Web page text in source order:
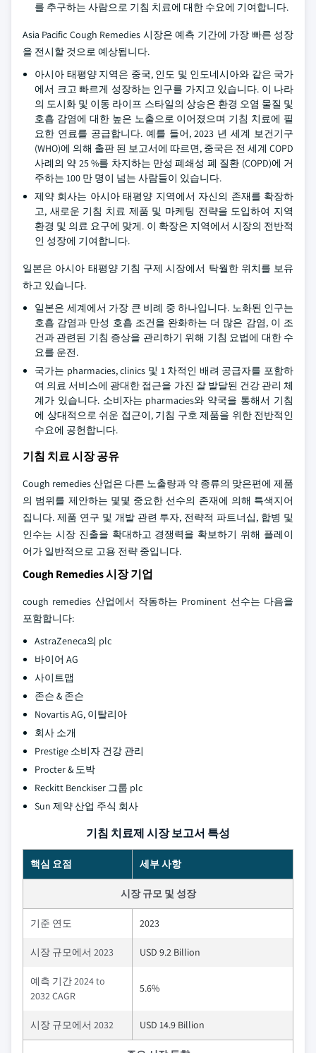
를 추구하는 사람으로 기침 치료에 대한 수요에 기여합니다.
Asia Pacific Cough Remedies 시장은 예측 기간에 가장 빠른 성장
을 전시할 것으로 예상됩니다.
아시아 태평양 지역은 중국, 인도 및 인도네시아와 같은 국가
에서 크고 빠르게 성장하는 인구를 가지고 있습니다. 이 나라
의 도시화 및 이동 라이프 스타일의 상승은 환경 오염 물질 및
호흡 감염에 대한 높은 노출으로 이어졌으며 기침 치료에 필
요한 연료를 공급합니다. 예를 들어, 2023 년 세계 보건기구
(WHO)에 의해 출판 된 보고서에 따르면, 중국은 전 세계 COPD
사례의 약 25 %를 차지하는 만성 폐쇄성 폐 질환 (COPD)에 거
주하는 100 만 명이 넘는 사람들이 있습니다.
제약 회사는 아시아 태평양 지역에서 자신의 존재를 확장하
고, 새로운 기침 치료 제품 및 마케팅 전략을 도입하여 지역
환경 및 의료 요구에 맞게. 이 확장은 지역에서 시장의 전반적
인 성장에 기여합니다.
일본은 아시아 태평양 기침 구제 시장에서 탁월한 위치를 보유
하고 있습니다.
일본은 세계에서 가장 큰 비례 중 하나입니다. 노화된 인구는
호흡 감염과 만성 호흡 조건을 완화하는 더 많은 감염, 이 조
건과 관련된 기침 증상을 관리하기 위해 기침 요법에 대한 수
요를 운전.
국가는 pharmacies, clinics 및 1 차적인 배려 공급자를 포함하
여 의료 서비스에 광대한 접근을 가진 잘 발달된 건강 관리 체
계가 있습니다. 소비자는 pharmacies와 약국을 통해서 기침
에 상대적으로 쉬운 접근이, 기침 구호 제품을 위한 전반적인
수요에 공헌합니다.
기침 치료 시장 공유
Cough remedies 산업은 다른 노출량과 약 종류의 맞은편에 제품
의 범위를 제안하는 몇몇 중요한 선수의 존재에 의해 특색지어
집니다. 제품 연구 및 개발 관련 투자, 전략적 파트너십, 합병 및
인수는 시장 진출을 확대하고 경쟁력을 확보하기 위해 플레이
어가 일반적으로 고용 전략 중입니다.
Cough Remedies 시장 기업
cough remedies 산업에서 작동하는 Prominent 선수는 다음을
포함합니다:
AstraZeneca의 plc
바이어 AG
사이트맵
존슨 & 존슨
Novartis AG, 이탈리아
회사 소개
Prestige 소비자 건강 관리
Procter & 도박
Reckitt Benckiser 그룹 plc
Sun 제약 산업 주식 회사
기침 치료제 시장 보고서 특성
핵심 요점 세부 사항
시장 규모 및 성장
기준 연도 2023
시장 규모에서 2023 USD 9.2 Billion
예측 기간 2024 to
2032 CAGR
5.6%
시장 규모에서 2032 USD 14.9 Billion